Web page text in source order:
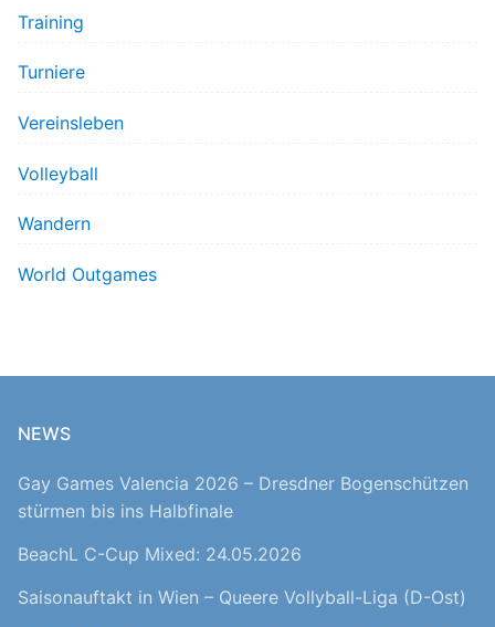
Training
Turniere
Vereinsleben
Volleyball
Wandern
World Outgames
NEWS
Gay Games Valencia 2026 – Dresdner Bogenschützen
stürmen bis ins Halbfinale
BeachL C-Cup Mixed: 24.05.2026
Saisonauftakt in Wien – Queere Vollyball-Liga (D-Ost)